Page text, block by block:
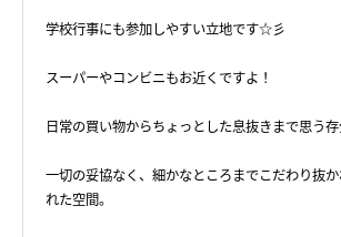
学校行事にも参加しやすい立地です☆彡
スーパーやコンビニもお近くですよ！
日常の買い物からちょっとした息抜きまで思う存
一切の妥協なく、細かなところまでこだわり抜
れた空間。